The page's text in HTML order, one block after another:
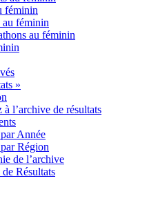
féminin
au féminin
au féminin
»
l’archive de résultats
Année
Région
de l’archive
Résultats